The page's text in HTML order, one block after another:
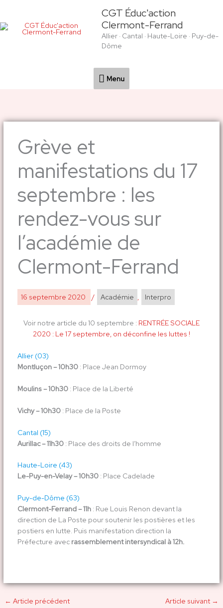
contenu
CGT Éduc'action
Clermont-Ferrand
Allier · Cantal · Haute-Loire · Puy-de-
Dôme
Menu
Menu
Grève et
manifestations du 17
septembre : les
rendez-vous sur
l’académie de
Clermont-Ferrand
16 septembre 2020 / Académie , Interpro
Voir notre article du 10 septembre : RENTRÉE SOCIALE
2020 : Le 17 septembre, on déconfine les luttes !
Allier (03)
Montluçon – 10h30: Place Jean Dormoy
Moulins – 10h30 : Place de la Liberté
Vichy – 10h30: Place de la Poste
Cantal (15)
Aurillac – 11h30: Place des droits de l’homme
Haute-Loire (43)
Le-Puy-en-Velay – 10h30: Place Cadelade
Puy-de-Dôme (63)
Clermont-Ferrand – 11h: Rue Louis Renon devant la
direction de La Poste pour soutenir les postières et les
postiers en lutte. Puis manifestation direction la
Préfecture avec rassemblement intersyndical à 12h.
← Article précédent Article suivant →